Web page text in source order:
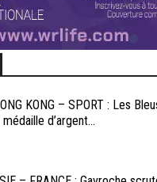
KONG – SPORT : Les
médaille d’argent...